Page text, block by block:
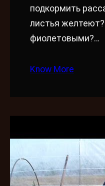
подкормить
листья
фиолетовыми?…
Know More